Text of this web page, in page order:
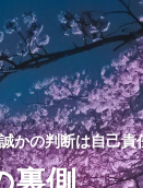
かの判断は自己責